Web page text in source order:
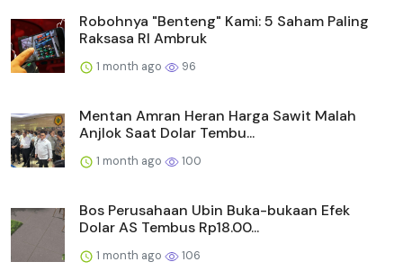
Robohnya "Benteng" Kami: 5 Saham Paling
Raksasa RI Ambruk
1 month ago 96
Mentan Amran Heran Harga Sawit Malah
Anjlok Saat Dolar Tembu...
1 month ago 100
Bos Perusahaan Ubin Buka-bukaan Efek
Dolar AS Tembus Rp18.00...
1 month ago 106